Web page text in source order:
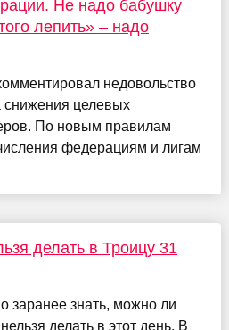
Не надо бабушку
лепить» – надо
недовольство
снижения целевых
По новым правилам
федерациям и лигам
делать в Троицу 31
заранее знать, можно ли
делать в этот день. В